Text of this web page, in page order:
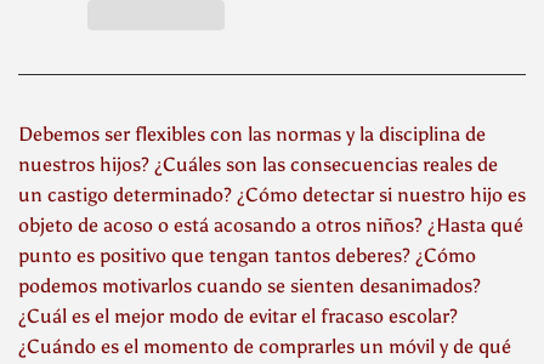
Debemos ser flexibles con las normas y la disciplina de
nuestros hijos? ¿Cuáles son las consecuencias reales de
un castigo determinado? ¿Cómo detectar si nuestro hijo es
objeto de acoso o está acosando a otros niños? ¿Hasta qué
punto es positivo que tengan tantos deberes? ¿Cómo
podemos motivarlos cuando se sienten desanimados?
¿Cuál es el mejor modo de evitar el fracaso escolar?
¿Cuándo es el momento de comprarles un móvil y de qué